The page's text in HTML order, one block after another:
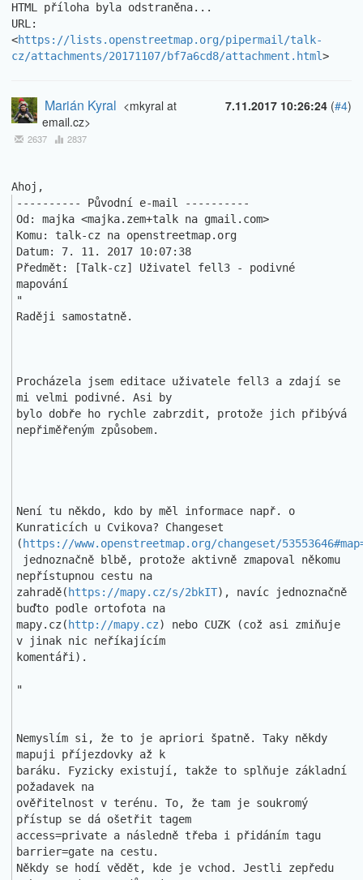
HTML příloha byla odstraněna...
URL:
<https://lists.openstreetmap.org/pipermail/talk-
cz/attachments/20171107/bf7a6cd8/attachment.html>
7.11.2017 10:26:24 (#4)
Marián Kyral <mkyral at
email.cz>
2637 2837
---------- Původní e-mail ----------
Od: majka <majka.zem+talk na gmail.com>
Komu: talk-cz na openstreetmap.org
Datum: 7. 11. 2017 10:07:38
Předmět: [Talk-cz] Uživatel fell3 - podivné
mapování
"
Raději samostatně.
Procházela jsem editace uživatele fell3 a zdají se
mi velmi podivné. Asi by
bylo dobře ho rychle zabrzdit, protože jich přibývá
nepřiměřeným způsobem.
Není tu někdo, kdo by měl informace např. o
Kunraticích u Cvikova? Changeset
( https://www.openstreetmap.org/changeset/
jednoznačně blbě, protože aktivně zmapoval někomu
nepřístupnou cestu na
zahradě( https://mapy.cz/s/2bkIT), navíc jednoznačně
buďto podle ortofota na
mapy.cz( http://mapy.cz) nebo CUZK (což asi zmiňuje
v jinak nic neříkajícím
komentáři).
"
Nemyslím si, že to je apriori špatně. Taky někdy
mapuji příjezdovky až k
baráku. Fyzicky existují, takže to splňuje základní
požadavek na
ověřitelnost v terénu. To, že tam je soukromý
přístup se dá ošetřit tagem
access=private a následně třeba i přidáním tagu
barrier=gate na cestu.
Někdy se hodí vědět, kde je vchod. Jestli zepředu